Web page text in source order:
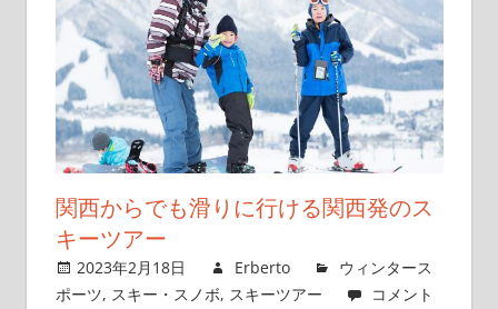
関西からでも滑りに行ける関西発のス
キーツアー
2023年2月18日 Erberto
ウィンタース
ポーツ, スキー・スノボ, スキーツアー
コメント